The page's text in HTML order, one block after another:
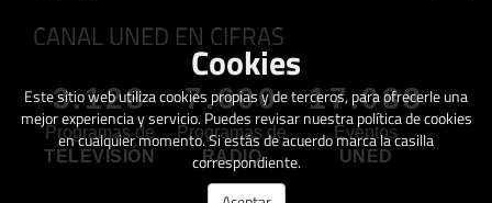
CANAL UNED EN CIFRAS
3.128
Programas de
TELEVISIÓN
7.600
Programas de
RADIO
17.088
Eventos
UNED
Cookies
Este sitio web utiliza cookies propias y de terceros, para ofrecerle una
mejor experiencia y servicio. Puedes revisar nuestra política de cookies
en cualquier momento. Si estás de acuerdo marca la casilla
correspondiente.